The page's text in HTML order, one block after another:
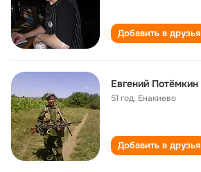
Добавить в друзья
Евгений Потёмкин
51 год, Енакиево
Добавить в друзья